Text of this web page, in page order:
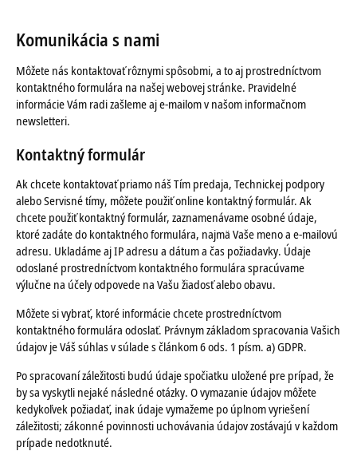
Komunikácia s nami
Môžete nás kontaktovať rôznymi spôsobmi, a to aj prostredníctvom
kontaktného formulára na našej webovej stránke. Pravidelné
informácie Vám radi zašleme aj e-mailom v našom informačnom
newsletteri.
Kontaktný formulár
Ak chcete kontaktovať priamo náš Tím predaja, Technickej podpory
alebo Servisné tímy, môžete použiť online kontaktný formulár. Ak
chcete použiť kontaktný formulár, zaznamenávame osobné údaje,
ktoré zadáte do kontaktného formulára, najmä Vaše meno a e-mailovú
adresu. Ukladáme aj IP adresu a dátum a čas požiadavky. Údaje
odoslané prostredníctvom kontaktného formulára spracúvame
výlučne na účely odpovede na Vašu žiadosť alebo obavu.
Môžete si vybrať, ktoré informácie chcete prostredníctvom
kontaktného formulára odoslať. Právnym základom spracovania Vašich
údajov je Váš súhlas v súlade s článkom 6 ods. 1 písm. a) GDPR.
Po spracovaní záležitosti budú údaje spočiatku uložené pre prípad, že
by sa vyskytli nejaké následné otázky. O vymazanie údajov môžete
kedykoľvek požiadať, inak údaje vymažeme po úplnom vyriešení
záležitosti; zákonné povinnosti uchovávania údajov zostávajú v každom
prípade nedotknuté.